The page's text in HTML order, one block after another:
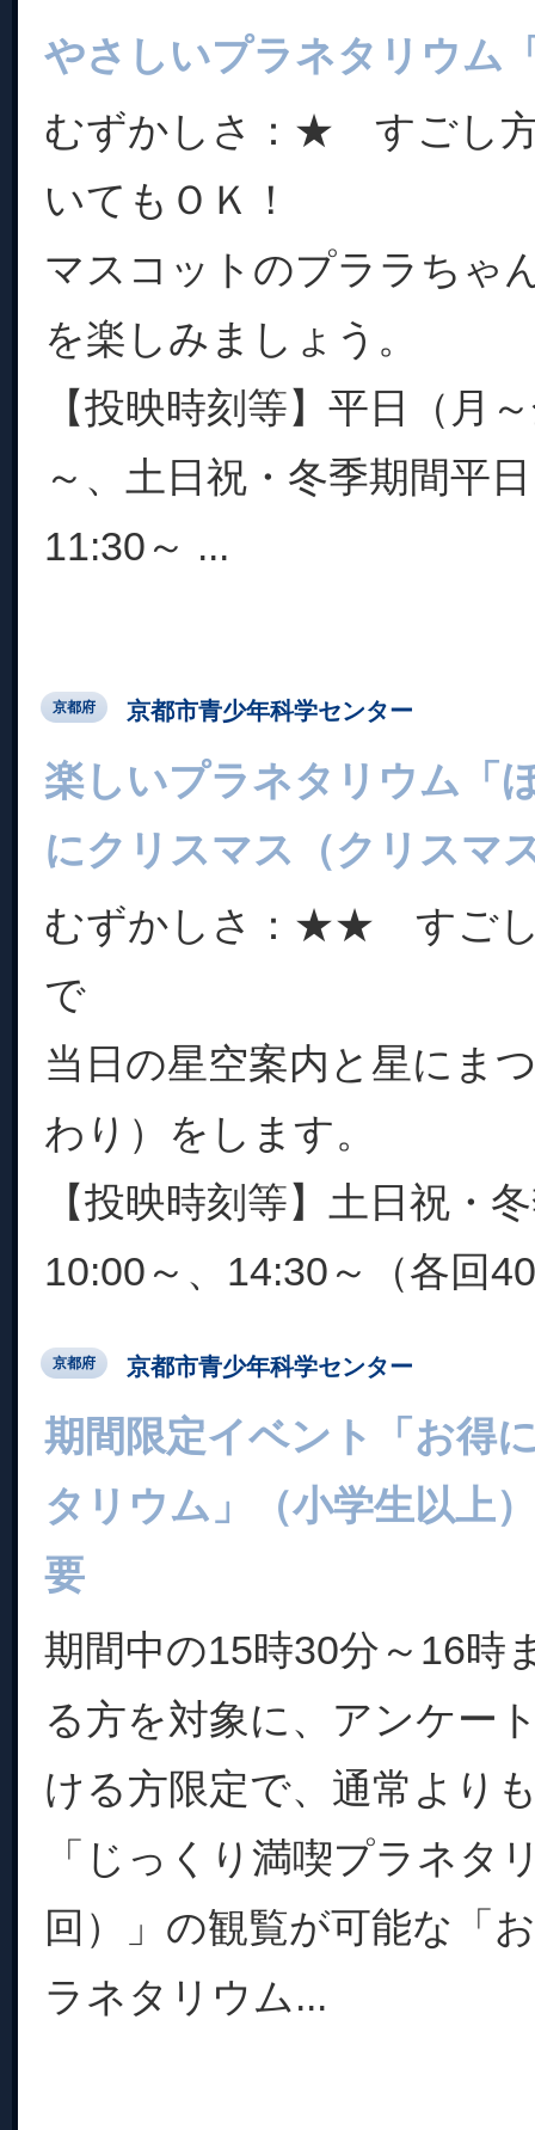
やさしいプラネタリウム
むずかしさ：★ すごし方
いてもＯＫ！
マスコットのプララちゃ
を楽しみましょう。
【投映時刻等】平日（月
～、土日祝・冬季期間平
11:30～ ...
京都府 京都市青少年科学センター
楽しいプラネタリウム「
にクリスマス（クリスマ
むずかしさ：★★ すごし
で
当日の星空案内と星にま
わり）をします。
【投映時刻等】土日祝・
10:00～、14:30～（各回
京都府 京都市青少年科学センター
期間限定イベント「お得
タリウム」（小学生以
要
期間中の15時30分～16時
る方を対象に、アンケー
ける方限定で、通常より
「じっくり満喫プラネタ
回）」の観覧が可能な「
ラネタリウム...